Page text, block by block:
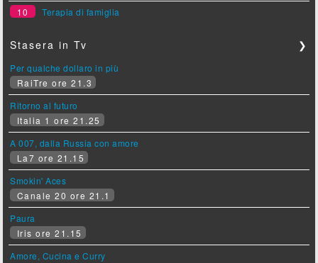
10
Terapia di famiglia
Stasera in Tv ❯
Per qualche dollaro in più
RaiTre ore 21.3
Ritorno al futuro
Italia 1 ore 21.25
A 007, dalla Russia con amore
La7 ore 21.15
Smokin' Aces
Canale 20 ore 21.1
Paura
Iris ore 21.15
Amore, Cucina e Curry